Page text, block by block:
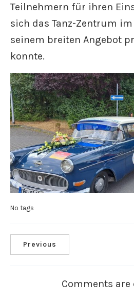
Teilnehmern für ihren
sich das Tanz-Zentrum
seinem breiten Angebot
konnte.
No tags
Previous
Comments are